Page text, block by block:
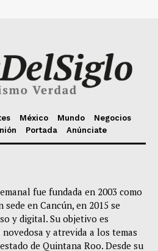
México Mundo
Negocios
Portada Anúnciate
fue fundada en 2003 como
en Cancún, en 2015 se
y digital. Su objetivo es
y atrevida a los temas
de Quintana Roo. Desde su